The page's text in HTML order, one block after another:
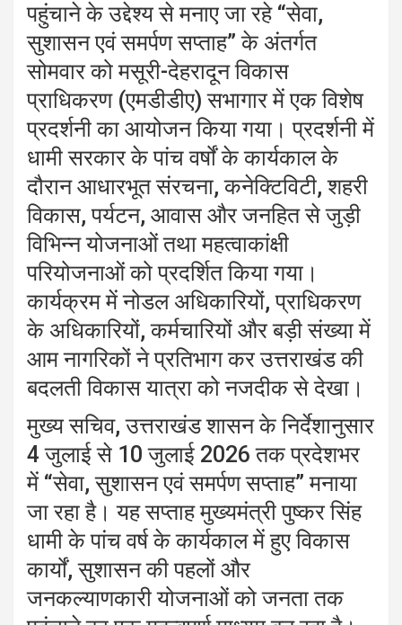
पहुंचाने के उद्देश्य से मनाए जा रहे “सेवा,
सुशासन एवं समर्पण सप्ताह” के अंतर्गत
सोमवार को मसूरी-देहरादून विकास
प्राधिकरण (एमडीडीए) सभागार में एक विशेष
प्रदर्शनी का आयोजन किया गया। प्रदर्शनी में
धामी सरकार के पांच वर्षों के कार्यकाल के
दौरान आधारभूत संरचना, कनेक्टिविटी, शहरी
विकास, पर्यटन, आवास और जनहित से जुड़ी
विभिन्न योजनाओं तथा महत्वाकांक्षी
परियोजनाओं को प्रदर्शित किया गया।
कार्यक्रम में नोडल अधिकारियों, प्राधिकरण
के अधिकारियों, कर्मचारियों और बड़ी संख्या में
आम नागरिकों ने प्रतिभाग कर उत्तराखंड की
बदलती विकास यात्रा को नजदीक से देखा।
मुख्य सचिव, उत्तराखंड शासन के निर्देशानुसार
4 जुलाई से 10 जुलाई 2026 तक प्रदेशभर
में “सेवा, सुशासन एवं समर्पण सप्ताह” मनाया
जा रहा है। यह सप्ताह मुख्यमंत्री पुष्कर सिंह
धामी के पांच वर्ष के कार्यकाल में हुए विकास
कार्यों, सुशासन की पहलों और
जनकल्याणकारी योजनाओं को जनता तक